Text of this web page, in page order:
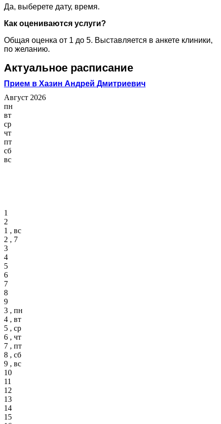
Да, выберете дату, время.
Как оцениваются услуги?
Общая оценка от 1 до 5. Выставляется в анкете клиники,
по желанию.
Актуальное расписание
Прием в Хазин Андрей Дмитриевич
Август 2026
пн
вт
ср
чт
пт
сб
вс
1
2
1 , вс
2 , 7
3
4
5
6
7
8
9
3 , пн
4 , вт
5 , ср
6 , чт
7 , пт
8 , сб
9 , вс
10
11
12
13
14
15